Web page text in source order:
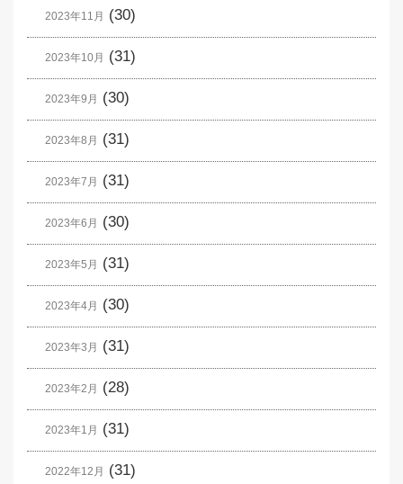
2023年11月 (30)
2023年10月 (31)
2023年9月 (30)
2023年8月 (31)
2023年7月 (31)
2023年6月 (30)
2023年5月 (31)
2023年4月 (30)
2023年3月 (31)
2023年2月 (28)
2023年1月 (31)
2022年12月 (31)